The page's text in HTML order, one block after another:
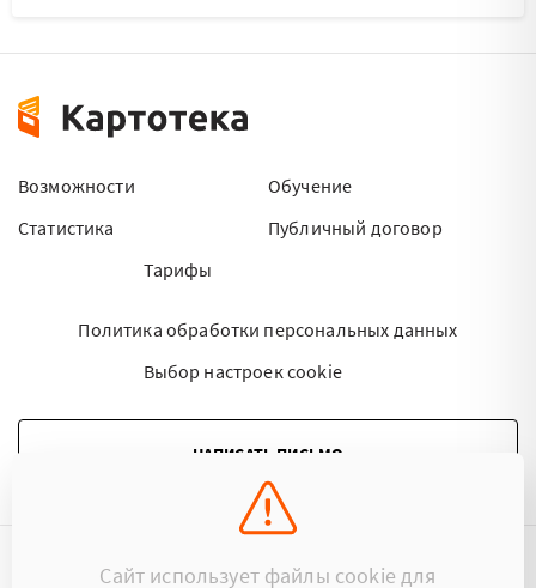
Возможности
Статистика
Тарифы
Обучение
Публичный договор
Политика обработки персональных данных
Выбор настроек cookie
НАПИСАТЬ ПИСЬМО
©2015 - 2026 Kartoteka.by Все права защищены.
Сайт использует файлы cookie для